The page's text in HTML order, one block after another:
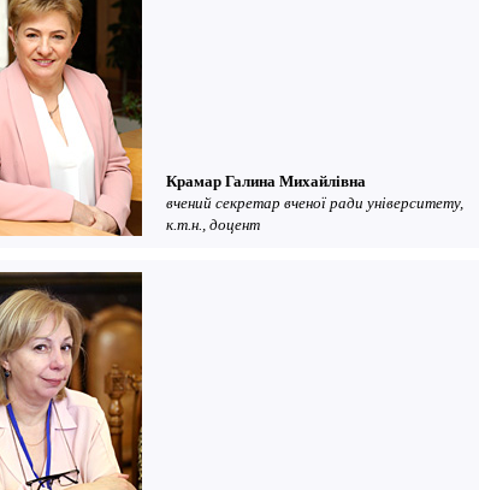
Крамар Галина Михайлівна
вчений секретар вченої ради університету,
к.т.н., доцент